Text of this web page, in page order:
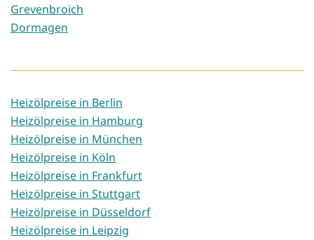
Grevenbroich
Dormagen
Heizölpreise in Berlin
Heizölpreise in Hamburg
Heizölpreise in München
Heizölpreise in Köln
Heizölpreise in Frankfurt
Heizölpreise in Stuttgart
Heizölpreise in Düsseldorf
Heizölpreise in Leipzig